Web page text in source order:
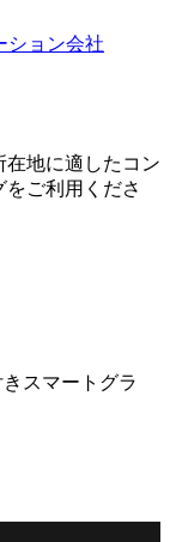
ション会社
在地に適したコン
ご利用くださ
スマートグラ